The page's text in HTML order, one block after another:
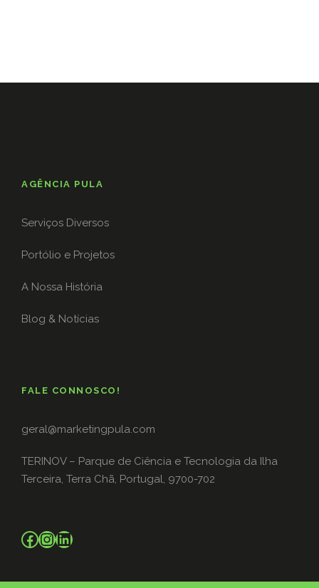
AGÊNCIA PULA
Serviços Diversos
Portólio e Projetos
A Nossa História
Blog & Notícias
FALE CONNOSCO!
geral@marketingpula.com
TERINOV – Parque de Ciência e Tecnologia da Ilha
Terceira, Terra Chã, Portugal, 9700-702
Facebook InstagramLinkedIn